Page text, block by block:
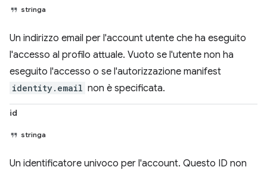
stringa
Un indirizzo email per l'account utente che ha eseguito
l'accesso al profilo attuale. Vuoto se l'utente non ha
eseguito l'accesso o se l'autorizzazione manifest
identity.email non è specificata.
id
stringa
Un identificatore univoco per l'account. Questo ID non